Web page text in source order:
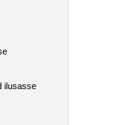
ilusasse